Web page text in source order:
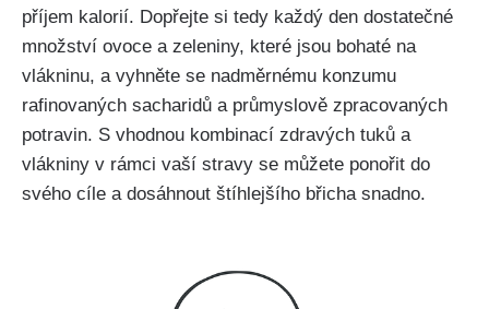
příjem kalorií. Dopřejte si tedy každý den dostatečné
množství ⁢ovoce⁤ a​ zeleniny, které jsou bohaté​ na
vlákninu, ​a vyhněte se nadměrnému konzumu
⁤rafinovaných sacharidů a ⁣průmyslově ⁢zpracovaných
potravin. S‍ vhodnou kombinací zdravých tuků a
vlákniny v rámci vaší‌ stravy se⁤ můžete ponořit do
svého⁢ cíle a dosáhnout štíhlejšího‍ břicha snadno.